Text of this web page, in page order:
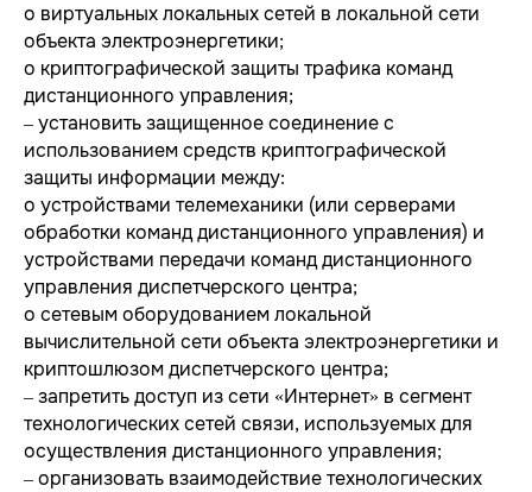
o виртуальных локальных сетей в локальной сети
объекта электроэнергетики;
o криптографической защиты трафика команд
дистанционного управления;
‒ установить защищенное соединение с
использованием средств криптографической
защиты информации между:
o устройствами телемеханики (или серверами
обработки команд дистанционного управления) и
устройствами передачи команд дистанционного
управления диспетчерского центра;
o сетевым оборудованием локальной
вычислительной сети объекта электроэнергетики и
криптошлюзом диспетчерского центра;
‒ запретить доступ из сети «Интернет» в сегмент
технологических сетей связи, используемых для
осуществления дистанционного управления;
‒ организовать взаимодействие технологических